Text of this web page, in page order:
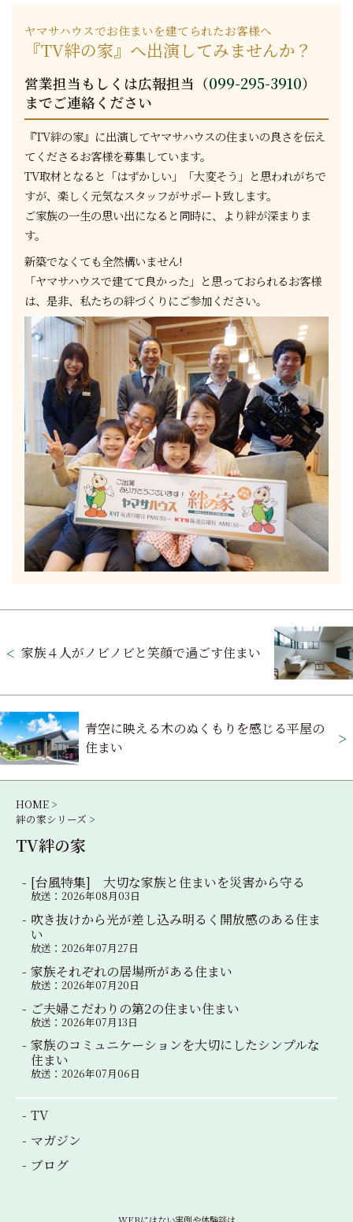
ヤマサハウスでお住まいを建てられたお客様へ
『TV絆の家』へ出演してみませんか？
営業担当もしくは広報担当（099-295-3910）
までご連絡ください
『TV絆の家』に出演してヤマサハウスの住まいの良さを伝え
てくださるお客様を募集しています。
TV取材となると「はずかしい」「大変そう」と思われがちで
すが、楽しく元気なスタッフがサポート致します。
ご家族の一生の思い出になると同時に、より絆が深まりま
す。
新築でなくても全然構いません!
「ヤマサハウスで建てて良かった」と思っておられるお客様
は、是非、私たちの絆づくりにご参加ください。
稿
ナ
ビ
ゲ
ー
シ
ョ
家族４人がノビノビと笑顔で過ごす住まい
青空に映える木のぬくもりを感じる平屋の
住まい
HOME >
絆の家シリーズ >
TV絆の家
[台風特集] 大切な家族と住まいを災害から守る
放送：2026年08月03日
吹き抜けから光が差し込み明るく開放感のある住ま
い
放送：2026年07月27日
家族それぞれの居場所がある住まい
放送：2026年07月20日
ご夫婦こだわりの第2の住まい住まい
放送：2026年07月13日
家族のコミュニケーションを大切にしたシンプルな
住まい
放送：2026年07月06日
TV
マガジン
ブログ
WEBにはない実例や体験談は